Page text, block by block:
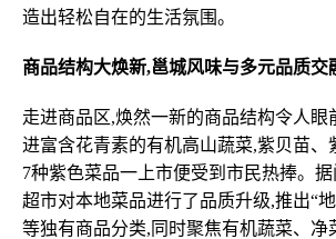
造出轻松自在的生活氛围。
商品结构大焕新,邕城风味与多元品质交
走进商品区,焕然一新的商品结构令人眼
进富含花青素的有机高山蔬菜,紫贝苗、
7种紫色菜品一上市便受到市民热捧。
超市对本地菜品进行了品质升级,推出“
等独有商品分类,同时聚焦有机蔬菜、净